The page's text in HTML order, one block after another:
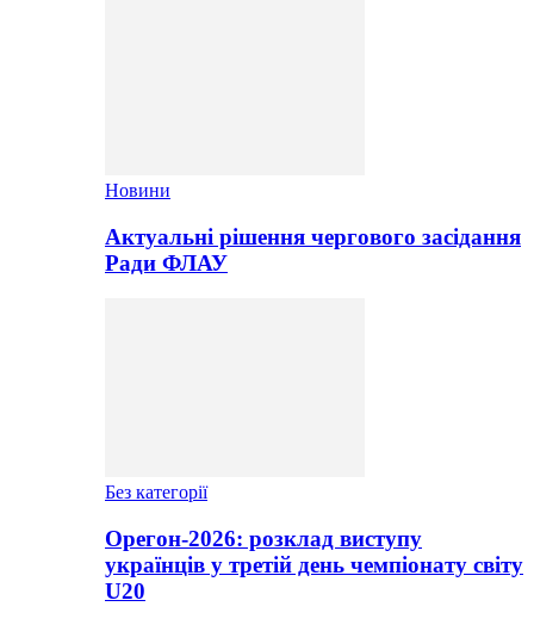
Новини
Актуальні рішення чергового засідання
Ради ФЛАУ
Без категорії
Орегон-2026: розклад виступу
українців у третій день чемпіонату світу
U20